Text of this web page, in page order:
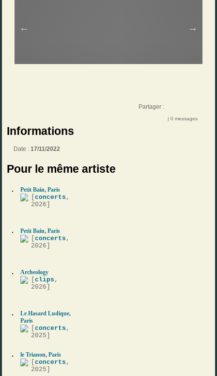
Partager :
| 0 messages
Informations
Date :17/11/2022
Pour le même artiste
Petit Bain, Paris
[concerts ,
2026]
Petit Bain, Paris
[concerts ,
2026]
Archeology
[clips ,
2026]
Le Hasard Ludique,
Paris
[concerts ,
2025]
le Trianon, Paris
[concerts ,
2025]